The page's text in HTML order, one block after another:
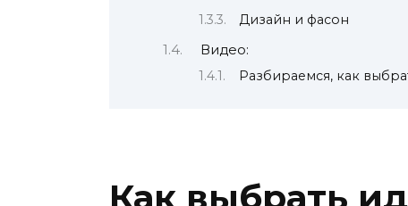
Дизайн и фасон
Видео:
Разбираемся, как
Как выбрать